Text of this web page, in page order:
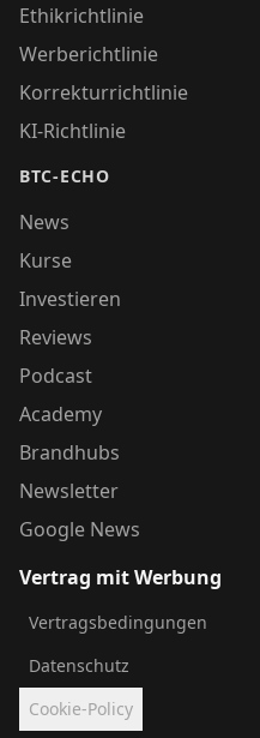
Ethikrichtlinie
Werberichtlinie
Korrekturrichtlinie
KI-Richtlinie
BTC-ECHO
News
Kurse
Investieren
Reviews
Podcast
Academy
Brandhubs
Newsletter
Google News
Vertrag mit Werbung
Vertragsbedingungen
Datenschutz
Cookie-Policy